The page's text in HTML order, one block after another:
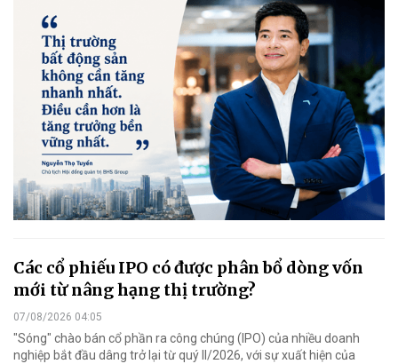
Các cổ phiếu IPO có được phân bổ dòng vốn
mới từ nâng hạng thị trường?
07/08/2026 04:05
"Sóng" chào bán cổ phần ra công chúng (IPO) của nhiều doanh
nghiệp bắt đầu dâng trở lại từ quý II/2026, với sự xuất hiện của